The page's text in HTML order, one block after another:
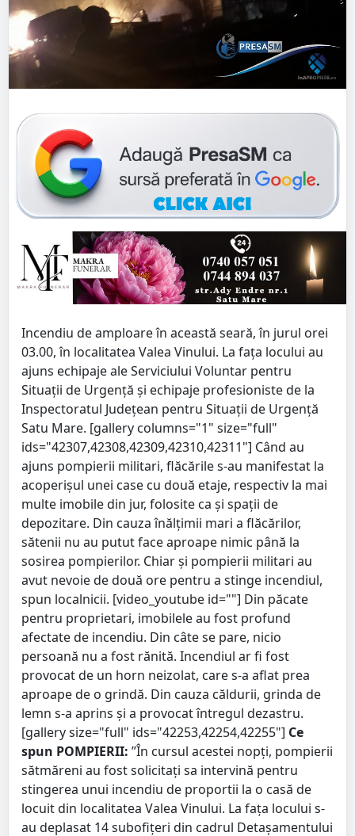
Incendiu de amploare în această seară, în jurul orei
03.00, în localitatea Valea Vinului. La fața locului au
ajuns echipaje ale Serviciului Voluntar pentru
Situații de Urgență și echipaje profesioniste de la
Inspectoratul Județean pentru Situații de Urgență
Satu Mare. [gallery columns="1" size="full"
ids="42307,42308,42309,42310,42311"] Când au
ajuns pompierii militari, flăcările s-au manifestat la
acoperișul unei case cu două etaje, respectiv la mai
multe imobile din jur, folosite ca și spații de
depozitare. Din cauza înălțimii mari a flăcărilor,
sătenii nu au putut face aproape nimic până la
sosirea pompierilor. Chiar și pompierii militari au
avut nevoie de două ore pentru a stinge incendiul,
spun localnicii. [video_youtube id=""] Din păcate
pentru proprietari, imobilele au fost profund
afectate de incendiu. Din câte se pare, nicio
persoană nu a fost rănită. Incendiul ar fi fost
provocat de un horn neizolat, care s-a aflat prea
aproape de o grindă. Din cauza căldurii, grinda de
lemn s-a aprins și a provocat întregul dezastru.
[gallery size="full" ids="42253,42254,42255"] Ce
spun POMPIERII: ”În cursul acestei nopți, pompierii
sătmăreni au fost solicitați sa intervină pentru
stingerea unui incendiu de proportii la o casă de
locuit din localitatea Valea Vinului. La fața locului s-
au deplasat 14 subofițeri din cadrul Detașamentului